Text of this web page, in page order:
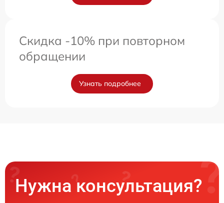
Скидка -10% при повторном
обращении
Узнать подробнее
Нужна консультация?